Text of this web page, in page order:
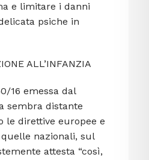
e limitare i danni
psiche in
ALL’INFANZIA
16 emessa dal
sembra distante
le direttive europee e
nazionali, sul
attesta “così,